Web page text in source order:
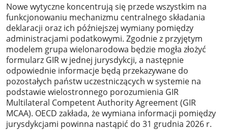
Nowe wytyczne koncentrują się przede wszystkim na
funkcjonowaniu mechanizmu centralnego składania
deklaracji oraz ich późniejszej wymiany pomiędzy
administracjami podatkowymi. Zgodnie z przyjętym
modelem grupa wielonarodowa będzie mogła złożyć
formularz GIR w jednej jurysdykcji, a następnie
odpowiednie informacje będą przekazywane do
pozostałych państw uczestniczących w systemie na
podstawie wielostronnego porozumienia GIR
Multilateral Competent Authority Agreement (GIR
MCAA). OECD zakłada, że wymiana informacji pomiędzy
jurysdykcjami powinna nastąpić do 31 grudnia 2026 r.